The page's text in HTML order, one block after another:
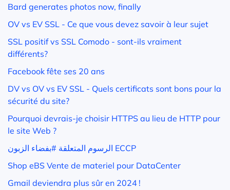
Bard generates photos now, finally
OV vs EV SSL - Ce que vous devez savoir à leur sujet
SSL positif vs SSL Comodo - sont-ils vraiment
différents?
Facebook fête ses 20 ans
DV vs OV vs EV SSL - Quels certificats sont bons pour la
sécurité du site?
Pourquoi devrais-je choisir HTTPS au lieu de HTTP pour
le site Web ?
الرسوم المتعلقة #بفضاء الزبون ECCP
Shop eBS Vente de materiel pour DataCenter
Gmail deviendra plus sûr en 2024 !